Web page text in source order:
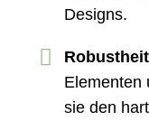
Designs.
Elementen
sie den